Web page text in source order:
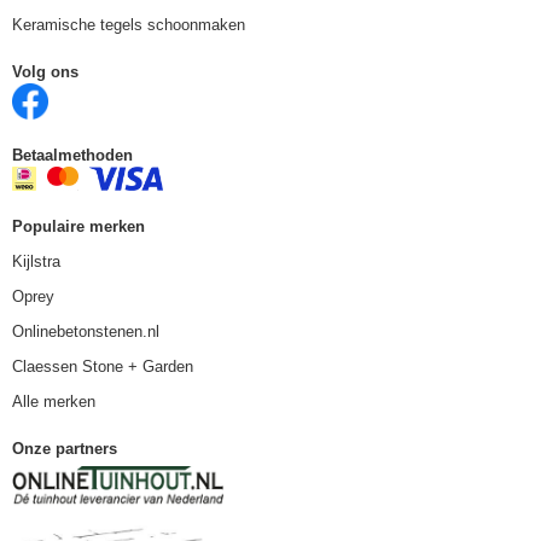
Keramische tegels schoonmaken
Volg ons
Betaalmethoden
Populaire merken
Kijlstra
Oprey
Onlinebetonstenen.nl
Claessen Stone + Garden
Alle merken
Onze partners